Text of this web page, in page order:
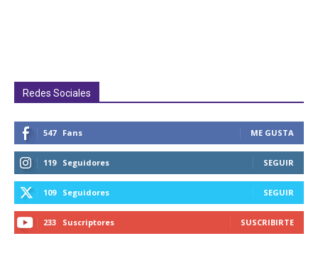
Redes Sociales
547 Fans ME GUSTA
119 Seguidores SEGUIR
109 Seguidores SEGUIR
233 Suscriptores SUSCRIBIRTE